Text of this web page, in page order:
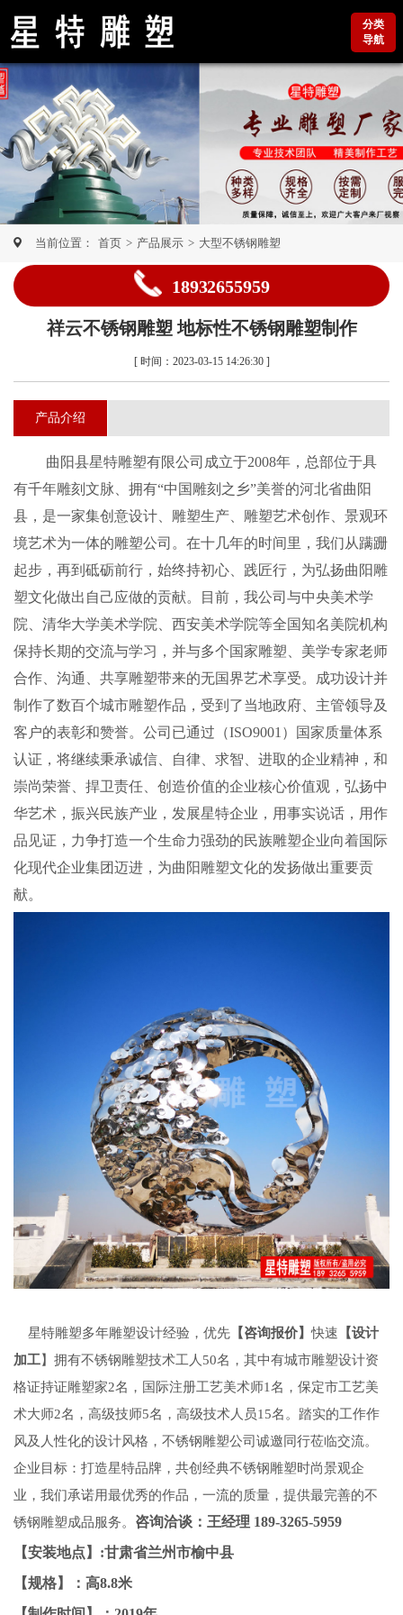
分类
导航
当前位置： 首页 > 产品展示 > 大型不锈钢雕塑
18932655959
祥云不锈钢雕塑 地标性不锈钢雕塑制作
[ 时间：2023-03-15 14:26:30 ]
产品介绍
曲阳县星特雕塑有限公司成立于2008年，总部位于具
有千年雕刻文脉、拥有“中国雕刻之乡”美誉的河北省曲阳
县，是一家集创意设计、雕塑生产、雕塑艺术创作、景观环
境艺术为一体的雕塑公司。在十几年的时间里，我们从蹒跚
起步，再到砥砺前行，始终持初心、践匠行，为弘扬曲阳雕
塑文化做出自己应做的贡献。 目前 ，我公司 与中央美术学
院、清华大学美术学院、西安美术学院等全国知名美院机构
保持长期的交流与学习，并与多个国家雕塑、美学专家老师
合作、沟通、共享雕塑带来的无国界艺术享受。成功设计并
制作了数百个城市雕塑作品，受到了当地政府、主管领导及
客户的表彰和赞誉。 公司 已通过（ISO9001）国 家质量体系
认证 ， 将继续秉承诚信、自律、求智、进取的企业精神，和
崇尚荣誉、捍卫责任、创造价值的企业核心价值观，弘扬中
华艺术，振兴民族产业，发展星特企业，用事实说话，用作
品见证，力争打造一个生命力强劲的民族雕塑企业向着国际
化现代企业集团迈进，为曲阳雕塑文化的发扬做出重要贡
献。
星特雕塑多年雕塑设计经验，优先 【咨询报价】快速 【设计
加工】拥有不锈钢雕塑技术工人 50名，其中有城市雕塑设计资
格证持证雕塑家2名，国际注册工艺美术师1名，保定市工艺美
术大师2名，高级技师5名，高级技术人员15名。踏实的工作作
风及人性化的设计风格，不锈钢雕塑公司诚邀同行莅临交流。
企业目标：打造星特品牌，共创经典不锈钢雕塑时尚景观企
业，我们承诺用最优秀的作品，一流的质量，提供最完善的不
锈钢雕塑成品服务。 咨询洽谈：王经理 189-3265-5959
【安装地点】:甘肃省兰州市榆中县
【规格】：高8.8米